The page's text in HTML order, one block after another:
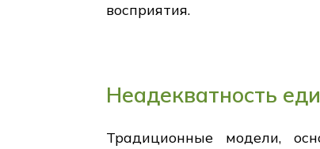
восприятия.
Неадекватность
Традиционные модели,